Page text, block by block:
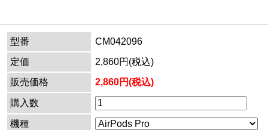
型番
CM042096
定価
2,860円(税込)
販売価格
2,860円(税込)
購入数
機種